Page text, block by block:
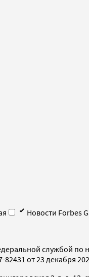
Новости Forbes
службой
от 23 декабря